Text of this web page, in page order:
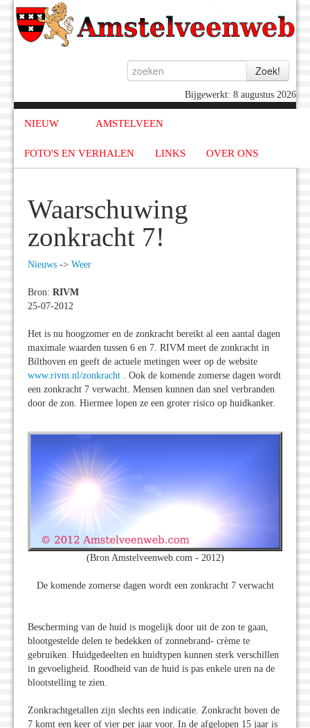
Bijgewerkt: 8 augustus 2026
NIEUW AMSTELVEEN
FOTO'S EN VERHALEN LINKS OVER ONS
Waarschuwing
zonkracht 7!
Nieuws -> Weer
Bron: RIVM
25-07-2012
Het is nu hoogzomer en de zonkracht bereikt al een aantal dagen
maximale waarden tussen 6 en 7. RIVM meet de zonkracht in
Bilthoven en geeft de actuele metingen weer op de website
www.rivm.nl/zonkracht . Ook de komende zomerse dagen wordt
een zonkracht 7 verwacht. Mensen kunnen dan snel verbranden
door de zon. Hiermee lopen ze een groter risico op huidkanker.
(Bron Amstelveenweb.com - 2012)
De komende zomerse dagen wordt een zonkracht 7 verwacht
Bescherming van de huid is mogelijk door uit de zon te gaan,
blootgestelde delen te bedekken of zonnebrand- crème te
gebruiken. Huidgedeelten en huidtypen kunnen sterk verschillen
in gevoeligheid. Roodheid van de huid is pas enkele uren na de
blootstelling te zien.
Zonkrachtgetallen zijn slechts een indicatie. Zonkracht boven de
7 komt een keer of vier per jaar voor. In de afgelopen 15 jaar is